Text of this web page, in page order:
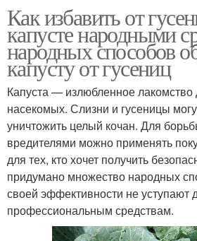
Как избавить от
капусте народными
народных способов
капусту от гусениц
Капуста — излюбленное
насекомых. Слизни и гусеницы
уничтожить целый кочан. Для
вредителями можно применять
для тех, кто хочет получить
придумано множество народных
своей эффективности не уступают
профессиональным средствам.